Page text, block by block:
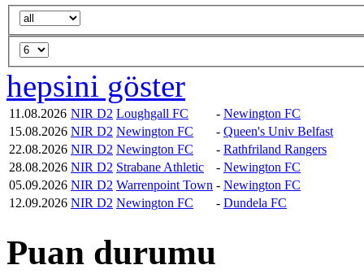
hepsini göster
11.08.2026 NIR D2 Loughgall FC - Newington FC
15.08.2026 NIR D2 Newington FC - Queen's Univ Belfast
22.08.2026 NIR D2 Newington FC - Rathfriland Rangers
28.08.2026 NIR D2 Strabane Athletic - Newington FC
05.09.2026 NIR D2 Warrenpoint Town - Newington FC
12.09.2026 NIR D2 Newington FC - Dundela FC
Puan durumu